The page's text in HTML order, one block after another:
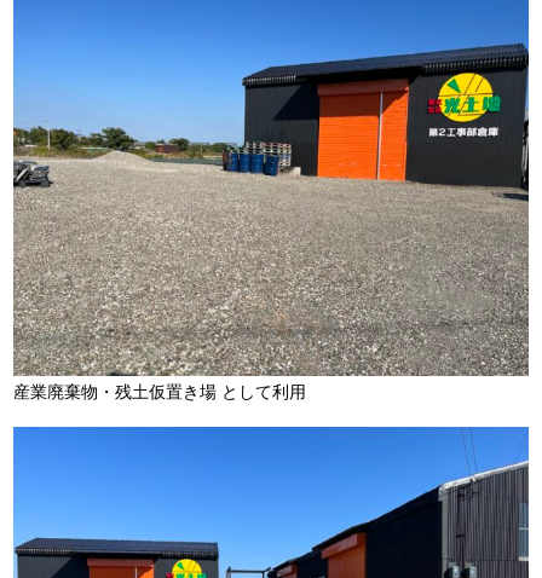
産業廃棄物・残土仮置き場 として利用